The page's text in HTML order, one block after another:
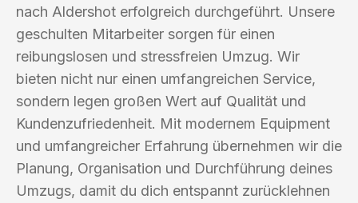
nach Aldershot erfolgreich durchgeführt. Unsere
geschulten Mitarbeiter sorgen für einen
reibungslosen und stressfreien Umzug. Wir
bieten nicht nur einen umfangreichen Service,
sondern legen großen Wert auf Qualität und
Kundenzufriedenheit. Mit modernem Equipment
und umfangreicher Erfahrung übernehmen wir die
Planung, Organisation und Durchführung deines
Umzugs, damit du dich entspannt zurücklehnen